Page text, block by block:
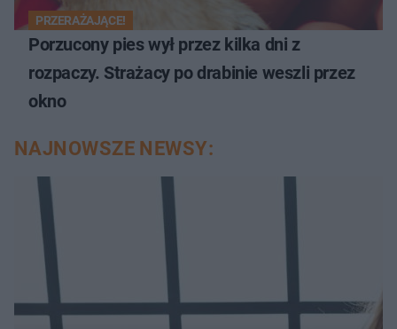
PRZERAŻAJĄCE!
Porzucony pies wył przez kilka dni z
rozpaczy. Strażacy po drabinie weszli przez
okno
NAJNOWSZE NEWSY: